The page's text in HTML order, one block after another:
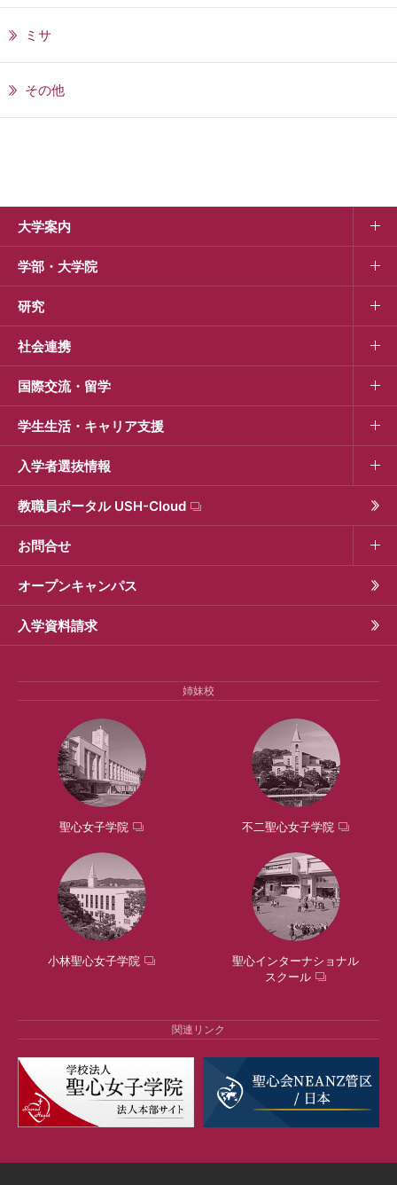
ミサ
その他
大学案内
学部・大学院
研究
社会連携
国際交流・留学
学生生活・キャリア支援
入学者選抜情報
教職員ポータル USH-Cloud
お問合せ
オープンキャンパス
入学資料請求
姉妹校
聖心女子学院 不二聖心女子学院
小林聖心女子学院
聖心インターナショナル
スクール
関連リンク